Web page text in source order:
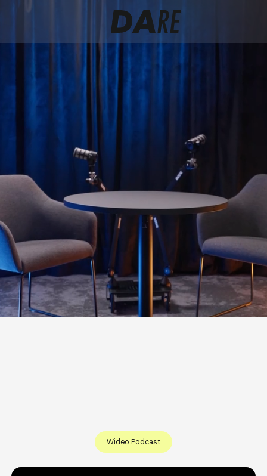
Nagrywaj filmy
i pozyskuj klientów
Wydobywamy wiedzę techniczną
z Twojego zespołu, nagrywamy
i przekształcamy ją w maszynę do
generowania leadów. 100%
zweryfikowanych treści.
Wideo Podcast